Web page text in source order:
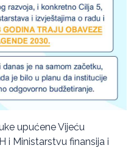
upućene Vijeću
i Ministarstvu finansija i